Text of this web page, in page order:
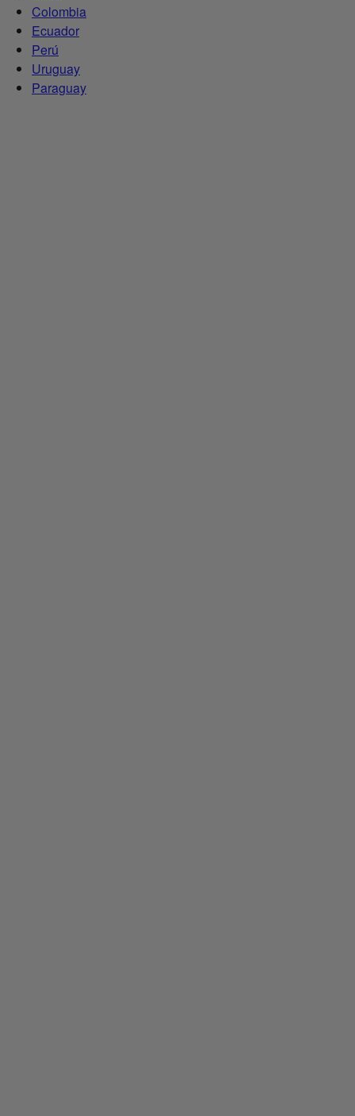
Colombia
Ecuador
Perú
Uruguay
Paraguay